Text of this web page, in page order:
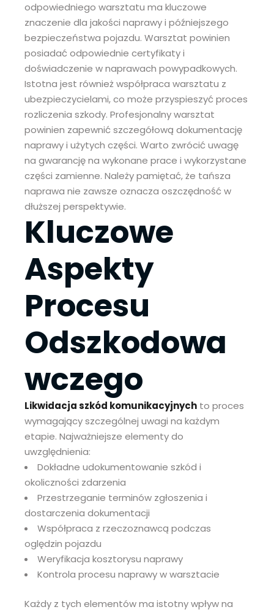
odpowiedniego warsztatu ma kluczowe
znaczenie dla jakości naprawy i późniejszego
bezpieczeństwa pojazdu. Warsztat powinien
posiadać odpowiednie certyfikaty i
doświadczenie w naprawach powypadkowych.
Istotna jest również współpraca warsztatu z
ubezpieczycielami, co może przyspieszyć proces
rozliczenia szkody. Profesjonalny warsztat
powinien zapewnić szczegółową dokumentację
naprawy i użytych części. Warto zwrócić uwagę
na gwarancję na wykonane prace i wykorzystane
części zamienne. Należy pamiętać, że tańsza
naprawa nie zawsze oznacza oszczędność w
dłuższej perspektywie.
Kluczowe
Aspekty
Procesu
Odszkodowa
wczego
Likwidacja szkód komunikacyjnych to proces
wymagający szczególnej uwagi na każdym
etapie. Najważniejsze elementy do
uwzględnienia:
Dokładne udokumentowanie szkód i
okoliczności zdarzenia
Przestrzeganie terminów zgłoszenia i
dostarczenia dokumentacji
Współpraca z rzeczoznawcą podczas
oględzin pojazdu
Weryfikacja kosztorysu naprawy
Kontrola procesu naprawy w warsztacie
Każdy z tych elementów ma istotny wpływ na